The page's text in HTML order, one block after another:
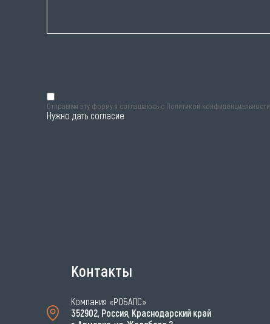
Отправляя эту форму я соглашаюсь с Политикой конфиденциальности
Нужно дать согласие
Контакты
Компания «РОБАЛС»
352902, Россия, Краснодарский край